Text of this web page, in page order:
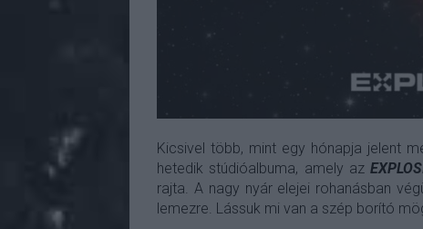
Kicsivel több, mint egy hónapja jelent
hetedik stúdióalbuma, amely az
rajta. A nagy nyár elejei rohanásban
lemezre. Lássuk mi van a szép borító